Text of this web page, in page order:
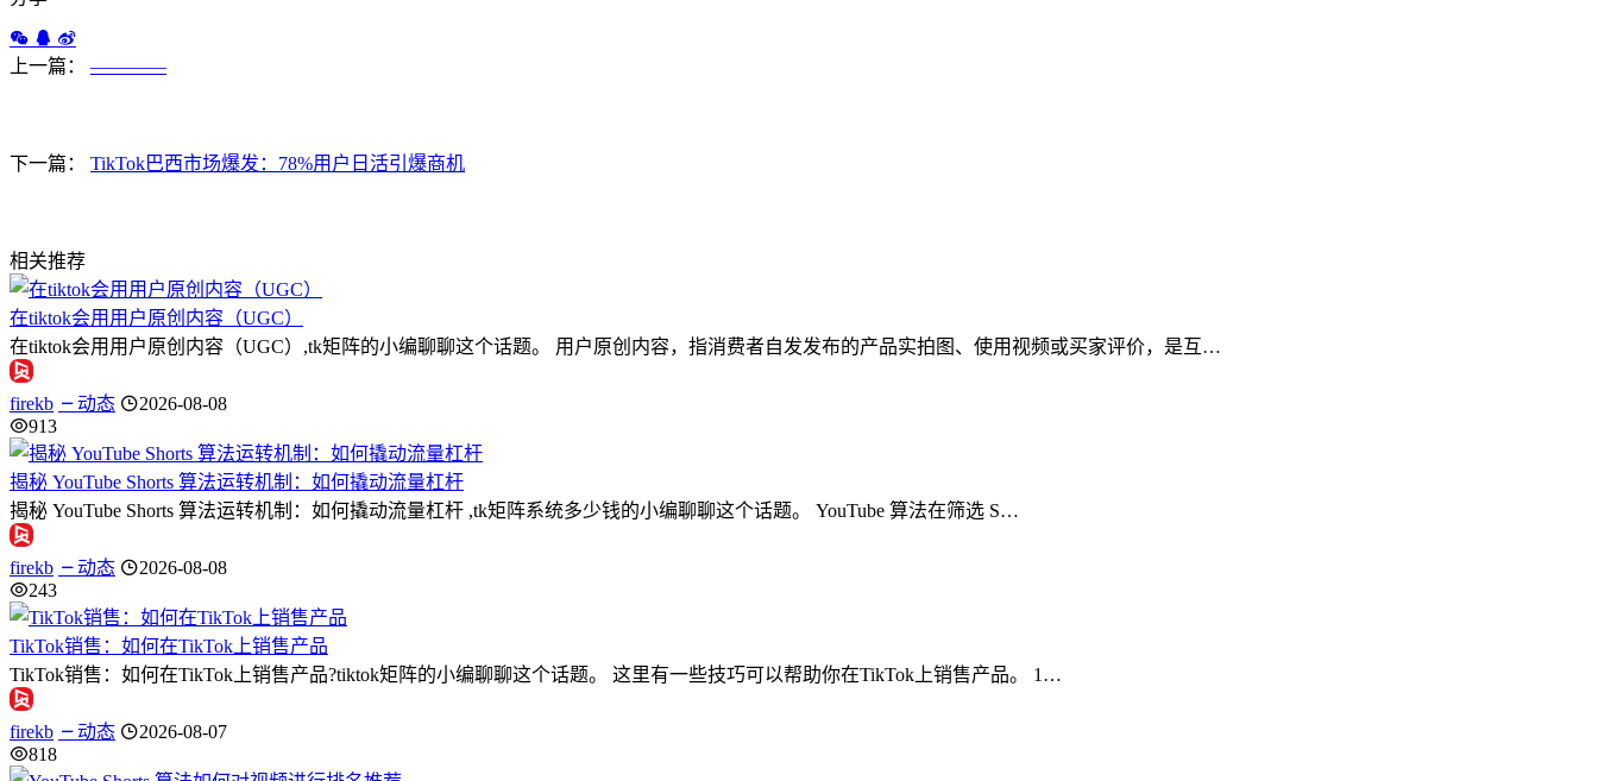
上一篇： ————
下一篇： TikTok巴西市场爆发：78%用户日活引爆商机
相关推荐
在tiktok会用用户原创内容（UGC）
在tiktok会用用户原创内容（UGC）,tk矩阵的小编聊聊这个话题。 用户原创内容，指消费者自发发布的产品实拍图、使用视频或买家评价，是互…
firekb 动态
2026-08-08
913
揭秘 YouTube Shorts 算法运转机制：如何撬动流量杠杆
揭秘 YouTube Shorts 算法运转机制：如何撬动流量杠杆 ,tk矩阵系统多少钱的小编聊聊这个话题。 YouTube 算法在筛选 S…
firekb 动态
2026-08-08
243
TikTok销售：如何在TikTok上销售产品
TikTok销售：如何在TikTok上销售产品?tiktok矩阵的小编聊聊这个话题。 这里有一些技巧可以帮助你在TikTok上销售产品。 1…
firekb 动态
2026-08-07
818